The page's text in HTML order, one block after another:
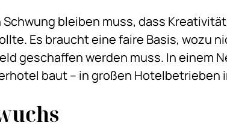
bleiben muss, dass
Es braucht eine faire Basis, wozu
geschaffen werden muss. In einem
baut – in großen Hotelbetrieben